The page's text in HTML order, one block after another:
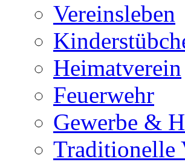
Vereinsleben
Heimatverein
Feuerwehr
Gewerbe &
Traditionelle